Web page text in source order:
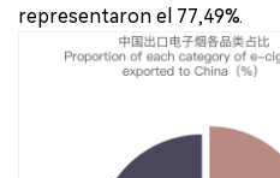
representaron el 77,49%.